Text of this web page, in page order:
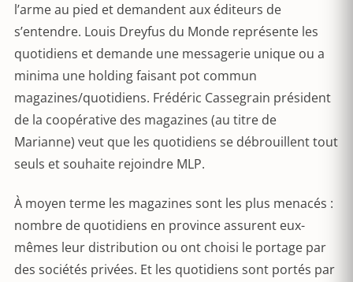
l’arme au pied et demandent aux éditeurs de
s’entendre. Louis Dreyfus du Monde représente les
quotidiens et demande une messagerie unique ou a
minima une holding faisant pot commun
magazines/quotidiens. Frédéric Cassegrain président
de la coopérative des magazines (au titre de
Marianne) veut que les quotidiens se débrouillent tout
seuls et souhaite rejoindre MLP.
À moyen terme les magazines sont les plus menacés :
nombre de quotidiens en province assurent eux-
mêmes leur distribution ou ont choisi le portage par
des sociétés privées. Et les quotidiens sont portés par